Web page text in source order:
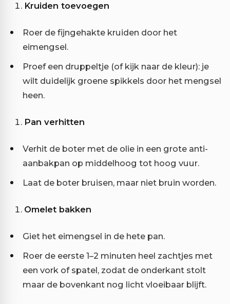
Kruiden toevoegen
Roer de fijngehakte kruiden door het
eimengsel.
Proef een druppeltje (of kijk naar de kleur): je
wilt duidelijk groene spikkels door het mengsel
heen.
Pan verhitten
Verhit de boter met de olie in een grote anti-
aanbakpan op middelhoog tot hoog vuur.
Laat de boter bruisen, maar niet bruin worden.
Omelet bakken
Giet het eimengsel in de hete pan.
Roer de eerste 1–2 minuten heel zachtjes met
een vork of spatel, zodat de onderkant stolt
maar de bovenkant nog licht vloeibaar blijft.